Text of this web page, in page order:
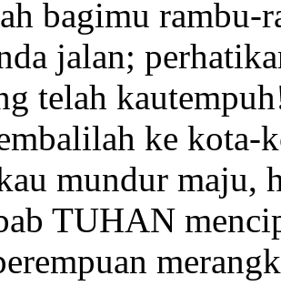
bagimu rambu-
jalan;
telah
ke
mundur maju,
TUHAN